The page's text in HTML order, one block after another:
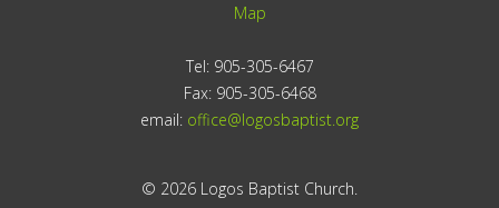
Map
Tel: 905-305-6467
Fax: 905-305-6468
email: office@logosbaptist.org
© 2026 Logos Baptist Church.